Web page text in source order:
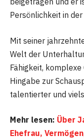
Persönlichkeit in
Mit seiner
Welt der
Fähigkeit,
Hingabe zur
talentierter und
Mehr lesen: Über
Ehefrau,